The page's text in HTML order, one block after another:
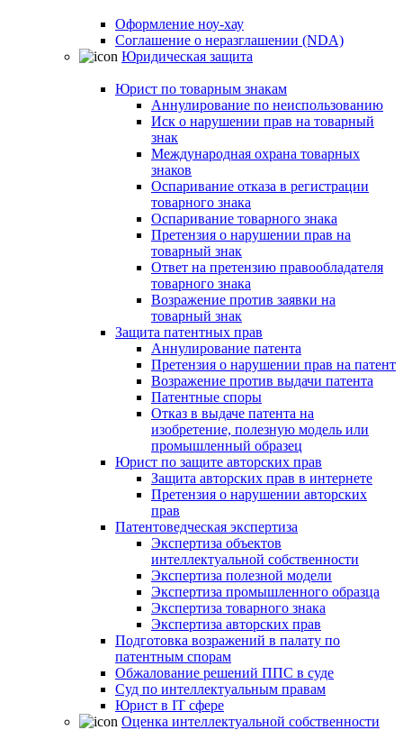
Оформление ноу-хау
Соглашение о неразглашении (NDA)
Юридическая защита
Юрист по товарным знакам
Аннулирование по неиспользованию
Иск о нарушении прав на товарный
знак
Международная охрана товарных
знаков
Оспаривание отказа в регистрации
товарного знака
Оспаривание товарного знака
Претензия о нарушении прав на
товарный знак
Ответ на претензию правообладателя
товарного знака
Возражение против заявки на
товарный знак
Защита патентных прав
Аннулирование патента
Претензия о нарушении прав на патент
Возражение против выдачи патента
Патентные споры
Отказ в выдаче патента на
изобретение, полезную модель или
промышленный образец
Юрист по защите авторских прав
Защита авторских прав в интернете
Претензия о нарушении авторских
прав
Патентоведческая экспертиза
Экспертиза объектов
интеллектуальной собственности
Экспертиза полезной модели
Экспертиза промышленного образца
Экспертиза товарного знака
Экспертиза авторских прав
Подготовка возражений в палату по
патентным спорам
Обжалование решений ППС в суде
Суд по интеллектуальным правам
Юрист в IT сфере
Оценка интеллектуальной собственности